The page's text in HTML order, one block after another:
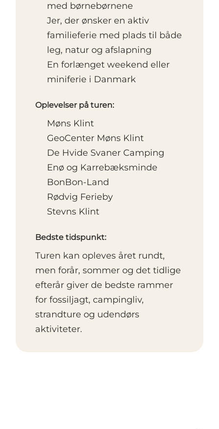
med børnebørnene
Jer, der ønsker en aktiv
familieferie med plads til både
leg, natur og afslapning
En forlænget weekend eller
miniferie i Danmark
Oplevelser på turen:
Møns Klint
GeoCenter Møns Klint
De Hvide Svaner Camping
Enø og Karrebæksminde
BonBon-Land
Rødvig Ferieby
Stevns Klint
Bedste tidspunkt:
Turen kan opleves året rundt,
men forår, sommer og det tidlige
efterår giver de bedste rammer
for fossiljagt, campingliv,
strandture og udendørs
aktiviteter.